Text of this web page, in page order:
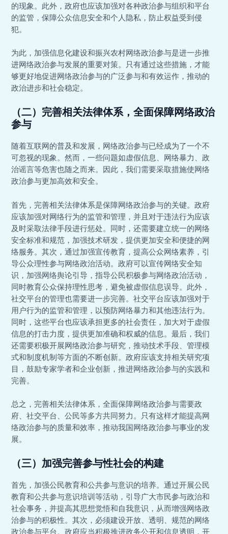
的现象。此外，政府也应该加强对各种政治参与组织和平台
的监管，保障公众信息安全和个人隐私，防止权益受到侵
犯。
为此，加强信息化建设和振兴农村网络政治参与是进一步推
进网络政治参与发展的重要对策。只有通过这些措施，才能
够更好地促进网络政治参与的广泛参与和有效运作，推动的
政治进步和社会稳定。
（二）完善相关法律体系，全面保障网络政治
参与
随着互联网的普及和发展，网络政治参与已经成为了一个不
可忽视的现象。然而，一些问题如虚假信息、网络暴力、政
治谣言等危害也随之而来。因此，我们需要采取措施使网络
政治参与更加高效和安全。
首先，完善相关法律体系是保障网络政治参与的关键。政府
应该加强对网络行为的监管和管理，并且对于违法行为应该
及时采取法律手段进行惩处。同时，还需要建立统一的网络
安全标准和规范，加强技术研发，提供更加安全和便捷的网
络服务。其次，通过加强宣传教育，提高公众网络素养，引
导公众理性参与网络政治活动。政府可以宣传网络安全知
识，加强网络舆论引导，指导公民积极参与网络政治活动，
同时教育公众保持理性思考，避免被虚假信息误导。此外，
社交平台的管理也需要进一步完善。社交平台应该加强对于
用户行为的监管和管理，以预防网络暴力和其他违法行为。
同时，这些平台也应该承担更多的社会责任，加大对于虚假
信息的打击力度，提供更加准确和权威的信息。最后，我们
还需要积极开展网络政治参与研究，推动技术手段、管理模
式和制度机制等方面的不断创新。政府应该支持相关研究项
目，鼓励专家学者和企业创新，推进网络政治参与的实践和
完善。
总之，完善相关法律体系，全面保障网络政治参与需要政
府、社交平台、公民等多方共同努力。只有这样才能提高网
络政治参与的质量和效率，推动我国网络政治参与事业的发
展。
（三）加强完善参与性社会的构建
首先，加强公民教育和公共参与意识的培养。通过开展公民
教育和公共参与意识培训等活动，引导广大市民参与政治和
社会事务，并提高其思想觉悟和自我意识，从而增强网络政
治参与的积极性。其次，必须建设开放、透明、规范的网络